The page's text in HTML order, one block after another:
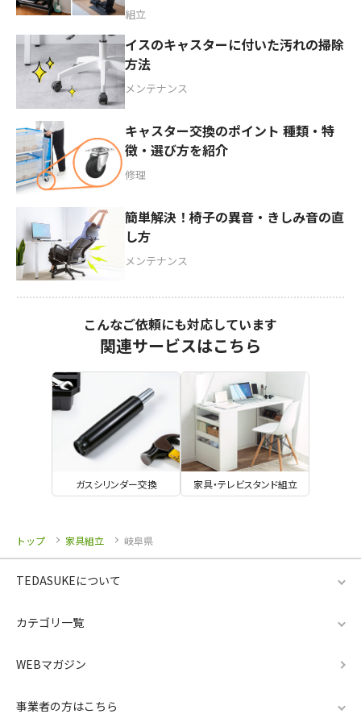
組立
イスのキャスターに付いた汚れの掃除
方法
メンテナンス
キャスター交換のポイント 種類・特
徴・選び方を紹介
修理
簡単解決！椅子の異音・きしみ音の直
し方
メンテナンス
こんなご依頼にも対応しています
関連サービスはこちら
ガスシリンダー交換 家具・テレビスタンド組立
トップ 家具組立 岐阜県
TEDASUKEについて
カテゴリ一覧
WEBマガジン
事業者の方はこちら